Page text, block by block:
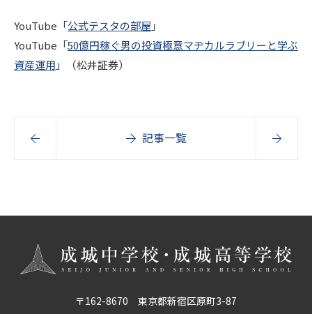
YouTube「公式テスタの部屋」
YouTube「50億円稼ぐ男の投資極意マヂカルラブリーと学ぶ
資産運用 」（松井証券）
記事一覧
〒162-8670 東京都新宿区原町3-87